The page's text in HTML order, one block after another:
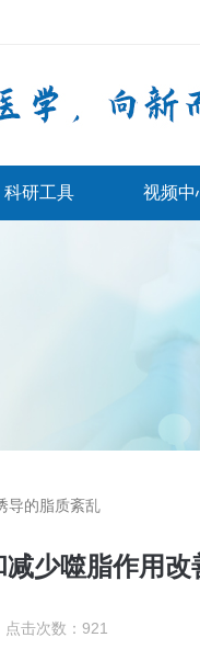
科研工具 视频中
导的脂质紊乱
少噬脂作用
击次数：921